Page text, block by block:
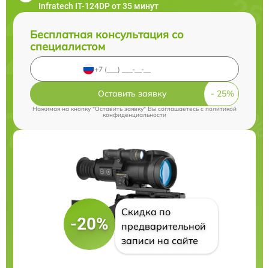
Infratech IT-124DP от 35 минут
Бесплатная консультация со
специалистом
Оставить заявку
Нажимая на кнопку "Оставить заявку" Вы соглашаетесь cполитикой
конфиденциальности
-20%
Скидка по
предварительной
записи на сайте